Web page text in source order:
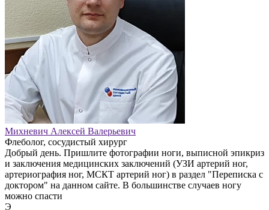
Михневич Алексей Валерьевич
Флеболог, сосудистый хирург
Добрый день. Пришлите фотографии ноги, выписной эпикриз
и заключения медицинских заключений (УЗИ артерий ног,
артериография ног, МСКТ артерий ног) в раздел "Переписка с
доктором" на данном сайте. В большинстве случаев ногу
можно спасти
Э